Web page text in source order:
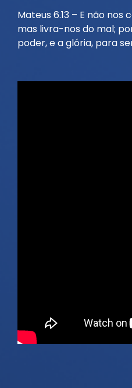
Mateus 6.13 – E não nos
mas livra-nos do mal;
poder, e a glória, para